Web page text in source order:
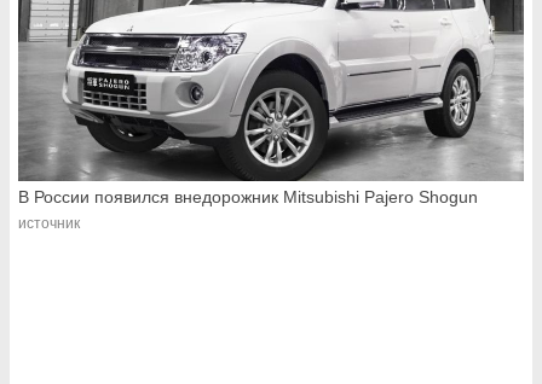
В России появился внедорожник Mitsubishi Pajero Shogun
источник